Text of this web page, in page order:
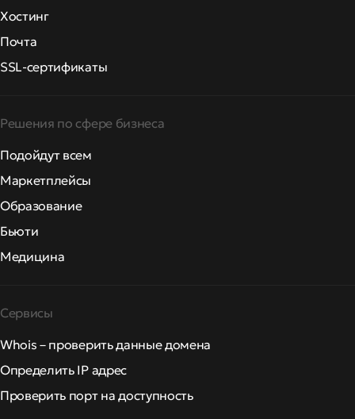
Хостинг
Почта
SSL-сертификаты
Решения по сфере бизнеса
Подойдут всем
Маркетплейсы
Образование
Бьюти
Медицина
Сервисы
Whois – проверить данные домена
Определить IP адрес
Проверить порт на доступность